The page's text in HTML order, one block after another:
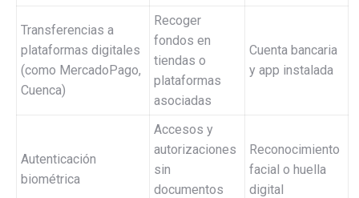
Transferencias a
plataformas digitales
(como MercadoPago,
Cuenca)
Recoger
fondos en
tiendas o
plataformas
asociadas
Cuenta bancaria
y app instalada
Autenticación
biométrica
Accesos y
autorizaciones
sin
documentos
Reconocimiento
facial o huella
digital